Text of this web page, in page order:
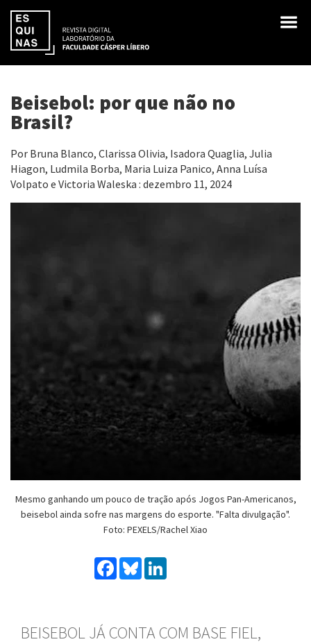
Beisebol: por que não no
Brasil?
Por Bruna Blanco, Clarissa Olivia, Isadora Quaglia, Julia
Hiagon, Ludmila Borba, Maria Luiza Panico, Anna Luísa
Volpato e Victoria Waleska : dezembro 11, 2024
Mesmo ganhando um pouco de tração após Jogos Pan-Americanos,
beisebol ainda sofre nas margens do esporte. "Falta divulgação".
Foto: PEXELS/Rachel Xiao
Facebook
Bluesky
BEISEBOL JÁ CONTA COM BASE FIEL,